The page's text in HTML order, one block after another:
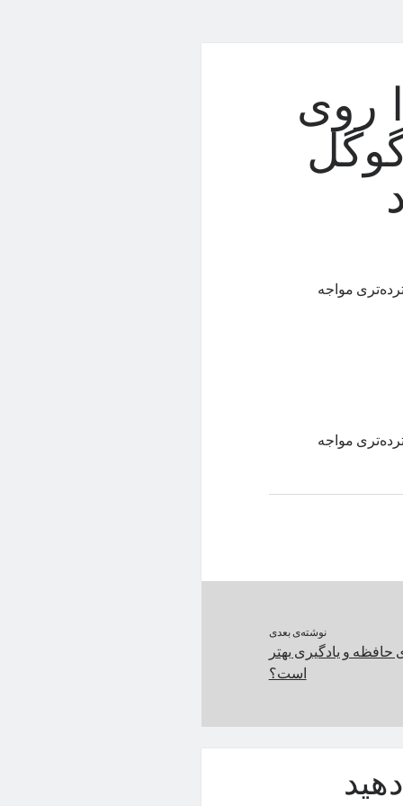
روی
مواجه
مواجه
نوشته‌ی بعدی
و یادگیری بهتر
است؟